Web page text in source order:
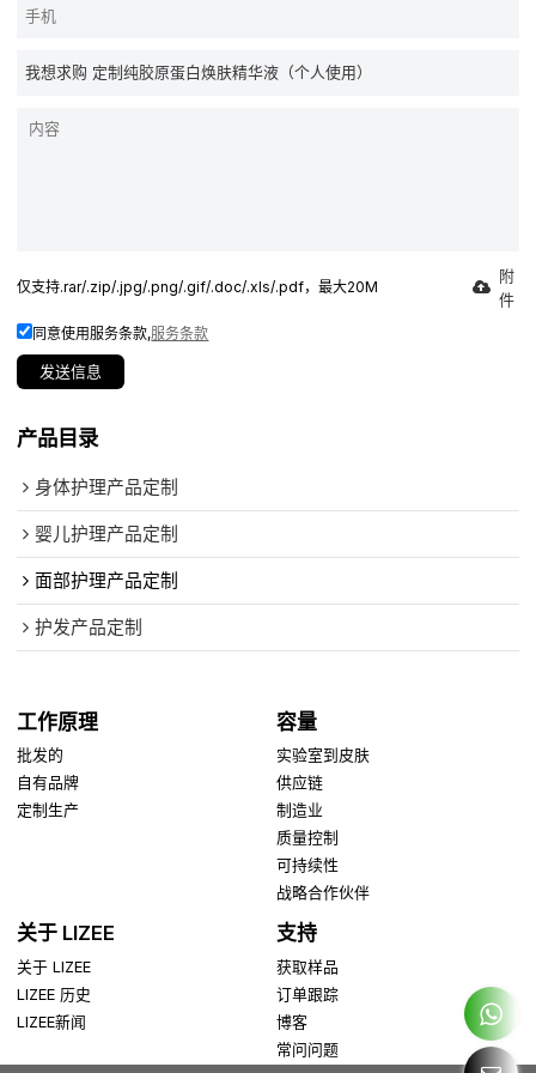
仅支持.rar/.zip/.jpg/.png/.gif/.doc/.xls/.pdf，最大20M
附
件
同意使用服务条款,服务条款
发送信息
产品目录
身体护理产品定制
婴儿护理产品定制
面部护理产品定制
护发产品定制
工作原理
批发的
自有品牌
定制生产
容量
实验室到皮肤
供应链
制造业
质量控制
可持续性
战略合作伙伴
关于 LIZEE
关于 LIZEE
LIZEE 历史
LIZEE新闻
支持
获取样品
订单跟踪
博客
常问问题